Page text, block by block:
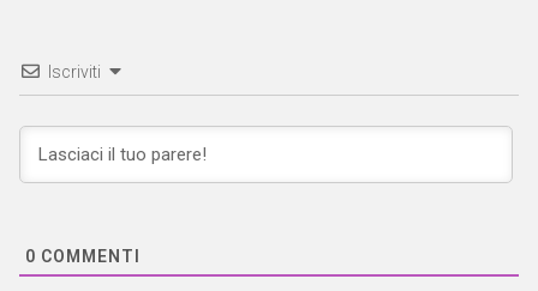
Iscriviti
0 COMMENTI